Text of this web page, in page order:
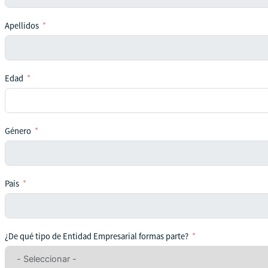
Apellidos
Edad
Género
País
¿De qué tipo de Entidad Empresarial formas parte?